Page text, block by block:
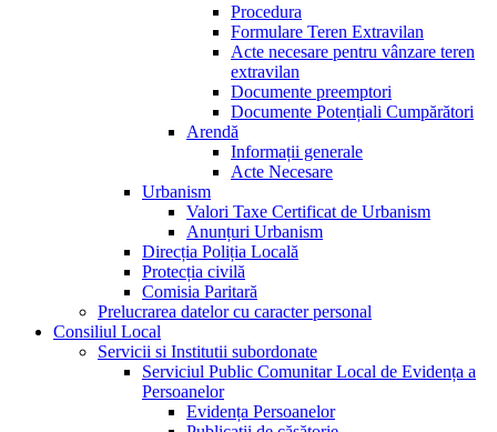
Procedura
Formulare Teren Extravilan
Acte necesare pentru vânzare teren
extravilan
Documente preemptori
Documente Potențiali Cumpărători
Arendă
Informații generale
Acte Necesare
Urbanism
Valori Taxe Certificat de Urbanism
Anunțuri Urbanism
Direcția Poliția Locală
Protecția civilă
Comisia Paritară
Prelucrarea datelor cu caracter personal
Consiliul Local
Servicii si Institutii subordonate
Serviciul Public Comunitar Local de Evidența a
Persoanelor
Evidența Persoanelor